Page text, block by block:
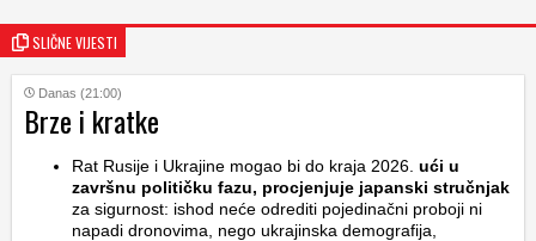
SLIČNE VIJESTI
Danas (21:00)
Brze i kratke
Rat Rusije i Ukrajine mogao bi do kraja 2026. ući u
završnu političku fazu, procjenjuje japanski stručnjak
za sigurnost: ishod neće odrediti pojedinačni proboji ni
napadi dronovima, nego ukrajinska demografija,